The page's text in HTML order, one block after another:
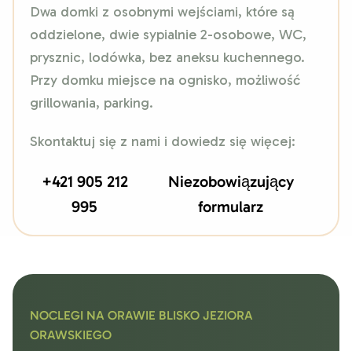
Dwa domki z osobnymi wejściami, które są
oddzielone, dwie sypialnie 2-osobowe, WC,
prysznic, lodówka, bez aneksu kuchennego.
Przy domku miejsce na ognisko, możliwość
grillowania, parking.
Skontaktuj się z nami i dowiedz się więcej:
+421 905 212
995
Niezobowiązujący
formularz
NOCLEGI NA ORAWIE BLISKO JEZIORA
ORAWSKIEGO